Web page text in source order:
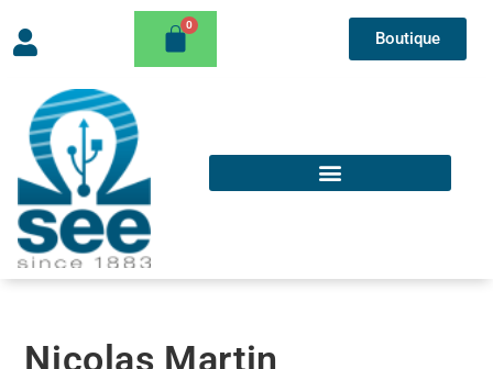
Boutique
Nicolas Martin